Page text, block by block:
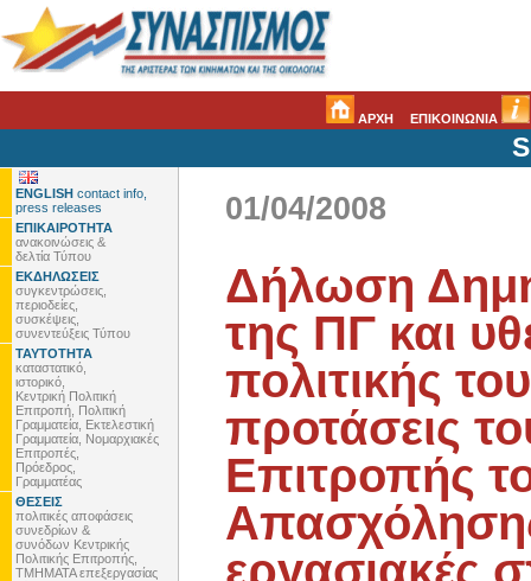
ΑΡΧΗ ΕΠΙΚΟΙΝΩΝΙΑ
ENGLISH contact info,
press releases
ΕΠΙΚΑΙΡΟΤΗΤΑ
ανακοινώσεις &
δελτία Τύπου
ΕΚΔΗΛΩΣΕΙΣ
συγκεντρώσεις,
περιοδείες,
συσκέψεις,
συνεντεύξεις Τύπου
ΤΑΥΤΟΤΗΤΑ
καταστατικό,
ιστορικό,
Κεντρική Πολιτική
Επιτροπή, Πολιτική
Γραμματεία, Εκτελεστική
Γραμματεία, Νομαρχιακές
Επιτροπές,
Πρόεδρος,
Γραμματέας
ΘΕΣΕΙΣ
πολιτικές αποφάσεις
συνεδρίων &
συνόδων Κεντρικής
Πολιτικής Επιτροπής,
ΤΜΗΜΑΤΑ επεξεργασίας
01/04/2008
Δήλωση
της ΠΓ και
πολιτικής
προτάσεις
Επιτροπής
εργασιακές